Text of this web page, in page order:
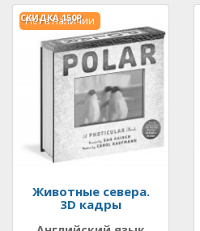
Нет в наличии
Животные севера.
3D кадры
СКИДКА150Р.